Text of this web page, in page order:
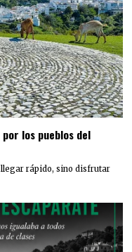
los pueblos del
rápido, sino disfrutar